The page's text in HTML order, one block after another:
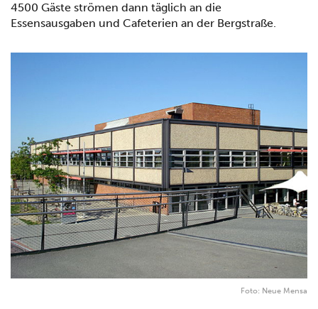
4500 Gäste strömen dann täglich an die
Essensausgaben und Cafeterien an der Bergstraße.
Foto: Neue Mensa